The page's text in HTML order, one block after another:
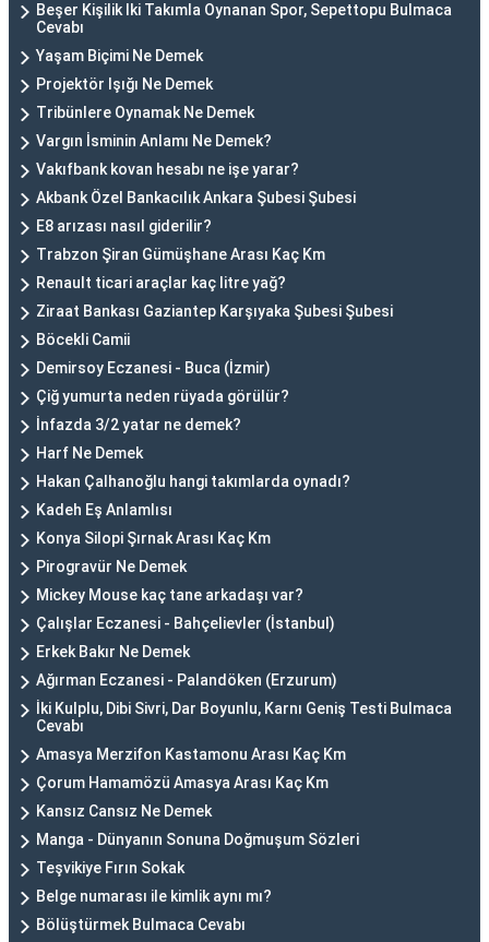
Beşer Kişilik Iki Takımla Oynanan Spor, Sepettopu Bulmaca
Cevabı
Yaşam Biçimi Ne Demek
Projektör Işığı Ne Demek
Tribünlere Oynamak Ne Demek
Vargın İsminin Anlamı Ne Demek?
Vakıfbank kovan hesabı ne işe yarar?
Akbank Özel Bankacılık Ankara Şubesi Şubesi
E8 arızası nasıl giderilir?
Trabzon Şiran Gümüşhane Arası Kaç Km
Renault ticari araçlar kaç litre yağ?
Ziraat Bankası Gaziantep Karşıyaka Şubesi Şubesi
Böcekli Camii
Demirsoy Eczanesi - Buca (İzmir)
Çiğ yumurta neden rüyada görülür?
İnfazda 3/2 yatar ne demek?
Harf Ne Demek
Hakan Çalhanoğlu hangi takımlarda oynadı?
Kadeh Eş Anlamlısı
Konya Silopi Şırnak Arası Kaç Km
Pirogravür Ne Demek
Mickey Mouse kaç tane arkadaşı var?
Çalışlar Eczanesi - Bahçelievler (İstanbul)
Erkek Bakır Ne Demek
Ağırman Eczanesi - Palandöken (Erzurum)
İki Kulplu, Dibi Sivri, Dar Boyunlu, Karnı Geniş Testi Bulmaca
Cevabı
Amasya Merzifon Kastamonu Arası Kaç Km
Çorum Hamamözü Amasya Arası Kaç Km
Kansız Cansız Ne Demek
Manga - Dünyanın Sonuna Doğmuşum Sözleri
Teşvikiye Fırın Sokak
Belge numarası ile kimlik aynı mı?
Bölüştürmek Bulmaca Cevabı